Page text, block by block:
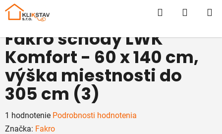
Prejsť
Hľadať
Fakro schody LWK
Komfort - 60 x 140 cm,
výška miestnosti do
305 cm (3)
Priemerné
hodnotenie
1 hodnotenie Podrobnosti hodnotenia
Značka: Fakro